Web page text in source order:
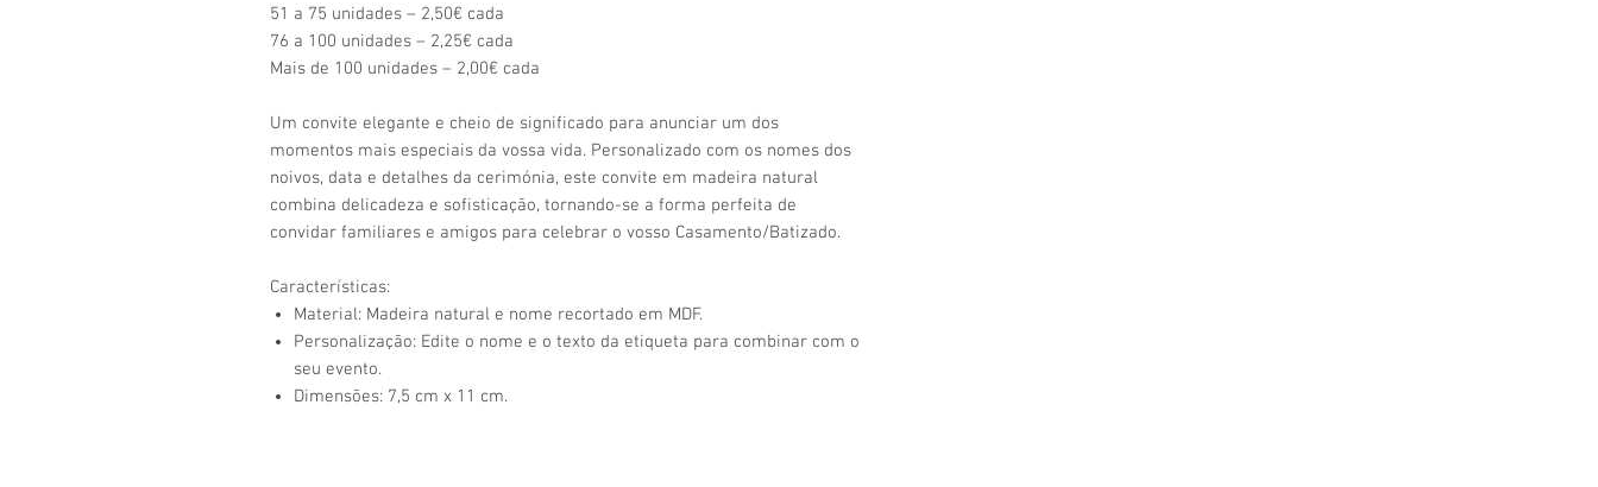
51 a 75 unidades – 2,50€ cada
76 a 100 unidades – 2,25€ cada
Mais de 100 unidades – 2,00€ cada
Um convite elegante e cheio de significado para anunciar um dos
momentos mais especiais da vossa vida. Personalizado com os nomes dos
noivos, data e detalhes da cerimónia, este convite em madeira natural
combina delicadeza e sofisticação, tornando-se a forma perfeita de
convidar familiares e amigos para celebrar o vosso Casamento/Batizado.
Características:
Material: Madeira natural e nome recortado em MDF.
Personalização: Edite o nome e o texto da etiqueta para combinar com o
seu evento.
Dimensões: 7,5 cm x 11 cm.